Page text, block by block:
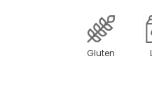
Gluten